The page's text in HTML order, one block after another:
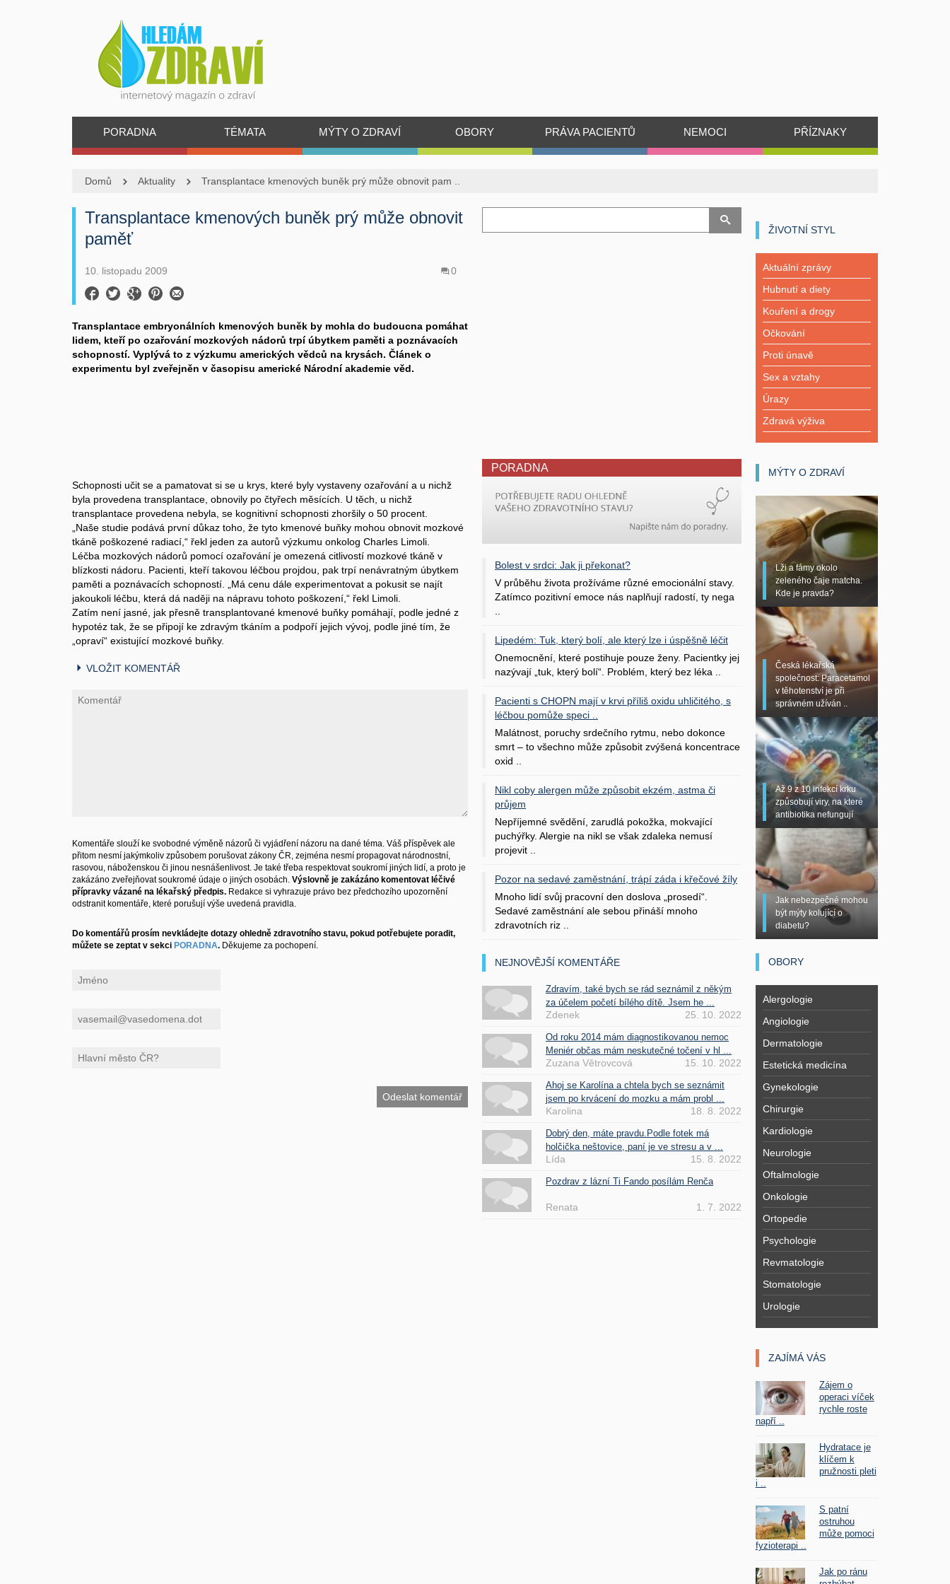
PORADNA TÉMATA MÝTY O ZDRAVÍ OBORY PRÁVA PACIENTŮ NEMOCI PŘÍZNAKY
Domů Aktuality Transplantace kmenových buněk prý může obnovit pam ..
Transplantace kmenových buněk prý může obnovit
paměť
10. listopadu 2009 0
Transplantace embryonálních kmenových buněk by mohla do budoucna pomáhat
lidem, kteří po ozařování mozkových nádorů trpí úbytkem paměti a poznávacích
schopností. Vyplývá to z výzkumu amerických vědců na krysách. Článek o
experimentu byl zveřejněn v časopisu americké Národní akademie věd.
Schopnosti učit se a pamatovat si se u krys, které byly vystaveny ozařování a u nichž
byla provedena transplantace, obnovily po čtyřech měsících. U těch, u nichž
transplantace provedena nebyla, se kognitivní schopnosti zhoršily o 50 procent.
„Naše studie podává první důkaz toho, že tyto kmenové buňky mohou obnovit mozkové
tkáně poškozené radiací,“ řekl jeden za autorů výzkumu onkolog Charles Limoli.
Léčba mozkových nádorů pomocí ozařování je omezená citlivostí mozkové tkáně v
blízkosti nádoru. Pacienti, kteří takovou léčbou projdou, pak trpí nenávratným úbytkem
paměti a poznávacích schopností. „Má cenu dále experimentovat a pokusit se najít
jakoukoli léčbu, která dá naději na nápravu tohoto poškození,“ řekl Limoli.
Zatím není jasné, jak přesně transplantované kmenové buňky pomáhají, podle jedné z
hypotéz tak, že se připojí ke zdravým tkáním a podpoří jejich vývoj, podle jiné tím, že
„opraví“ existující mozkové buňky.
VLOŽIT KOMENTÁŘ
Komentáře slouží ke svobodné výměně názorů či vyjádření názoru na dané téma. Váš příspěvek ale
přitom nesmí jakýmkoliv způsobem porušovat zákony ČR, zejména nesmí propagovat národnostní,
rasovou, náboženskou či jinou nesnášenlivost. Je také třeba respektovat soukromí jiných lidí, a proto je
zakázáno zveřejňovat soukromé údaje o jiných osobách. Výslovně je zakázáno komentovat léčivé
přípravky vázané na lékařský předpis. Redakce si vyhrazuje právo bez předchozího upozornění
odstranit komentáře, které porušují výše uvedená pravidla.
Do komentářů prosím nevkládejte dotazy ohledně zdravotního stavu, pokud potřebujete poradit,
můžete se zeptat v sekci PORADNA. Děkujeme za pochopení.
PORADNA
Bolest v srdci: Jak ji překonat?
V průběhu života prožíváme různé emocionální stavy.
Zatímco pozitivní emoce nás naplňují radostí, ty nega
Lipedém: Tuk, který bolí, ale který lze i úspěšně léčit
Onemocnění, které postihuje pouze ženy. Pacientky jej
nazývají „tuk, který bolí“. Problém, který bez léka ..
Pacienti s CHOPN mají v krvi příliš oxidu uhličitého, s
léčbou pomůže speci ..
Malátnost, poruchy srdečního rytmu, nebo dokonce
smrt – to všechno může způsobit zvýšená koncentrace
oxid ..
Nikl coby alergen může způsobit ekzém, astma či
průjem
Nepříjemné svědění, zarudlá pokožka, mokvající
puchýřky. Alergie na nikl se však zdaleka nemusí
projevit ..
Pozor na sedavé zaměstnání, trápí záda i křečové žíly
Mnoho lidí svůj pracovní den doslova „prosedí“.
Sedavé zaměstnání ale sebou přináší mnoho
zdravotních riz ..
NEJNOVĚJŠÍ KOMENTÁŘE
Zdravím, také bych se rád seznámil z někým
za účelem početí bílého dítě. Jsem he ...
Zdenek 25. 10. 2022
Od roku 2014 mám diagnostikovanou nemoc
Meniér občas mám neskutečné točení v hl ...
Zuzana Větrovcová 15. 10. 2022
Ahoj se Karolína a chtela bych se seznámit
jsem po krvácení do mozku a mám probl ...
Karolina 18. 8. 2022
Dobrý den, máte pravdu.Podle fotek má
holčička neštovice, paní je ve stresu a v ...
Lída 15. 8. 2022
Pozdrav z lázní Ti Fando posílám Renča
Renata 1. 7. 2022
ŽIVOTNÍ STYL
Aktuální zprávy
Hubnutí a diety
Kouření a drogy
Očkování
Proti únavě
Sex a vztahy
Úrazy
Zdravá výživa
MÝTY O ZDRAVÍ
Lži a fámy okolo
zeleného čaje matcha.
Kde je pravda?
Česká lékařská
společnost: Paracetamol
v těhotenství je při
správném užíván ..
Až 9 z 10 infekcí krku
způsobují viry, na které
antibiotika nefungují
Jak nebezpečné mohou
být mýty kolující o
diabetu?
OBORY
Alergologie
Angiologie
Dermatologie
Estetická medicína
Gynekologie
Chirurgie
Kardiologie
Neurologie
Oftalmologie
Onkologie
Ortopedie
Psychologie
Revmatologie
Stomatologie
Urologie
ZAJÍMÁ VÁS
Zájem o
operaci víček
rychle roste
napří ..
Hydratace je
klíčem k
pružnosti pleti
i ..
S patní
ostruhou
může pomoci
fyzioterapi ..
Jak po ránu